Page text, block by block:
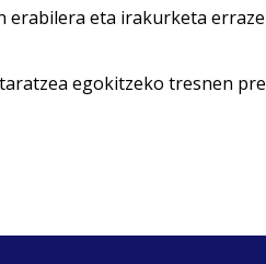
eta irakurketa
egokitzeko tresnen